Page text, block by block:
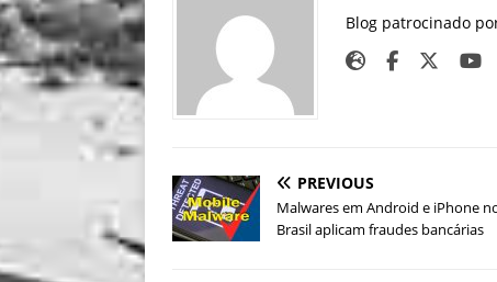
Blog patrocinado
PREVIOUS
Malwares em Android e iPhone
Brasil aplicam fraudes bancárias